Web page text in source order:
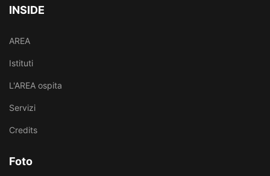
INSIDE
AREA
Istituti
L'AREA ospita
Servizi
Credits
Foto